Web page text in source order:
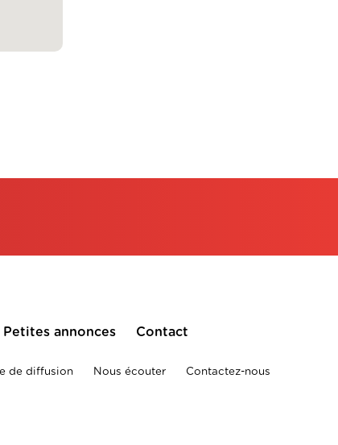
Petites annonces Contact
de diffusion Nous écouter Contactez-nous